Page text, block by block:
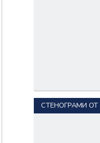
СТЕНОГРАМИ